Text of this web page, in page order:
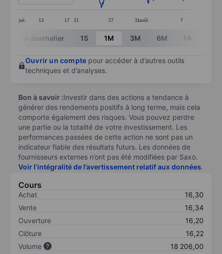
juil. 13 17 21 27 31août 7
End of interactive chart.
Intra-journalier 1S 1M 3M 6M 1A
Ouvrir un compte pour accéder à d’autres outils
techniques et d’analyses.
Bon à savoir :Investir dans des actions a tendance à
générer des rendements positifs à long terme, mais cela
comporte également des risques. Vous pouvez perdre
une partie ou la totalité de votre investissement. Les
performances passées de cette action ne sont pas un
indicateur fiable des résultats futurs. Les données de
fournisseurs externes n’ont pas été modifiées par Saxo.
Voir l’intégralité de l’avertissement relatif aux données.
Cours
Achat
16,30
Vente
16,34
Ouverture
16,20
Clôture
16,22
Volume
18 206,00